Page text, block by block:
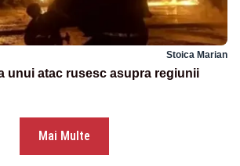
Stoica Marian
unui atac rusesc asupra regiunii
Mai Multe